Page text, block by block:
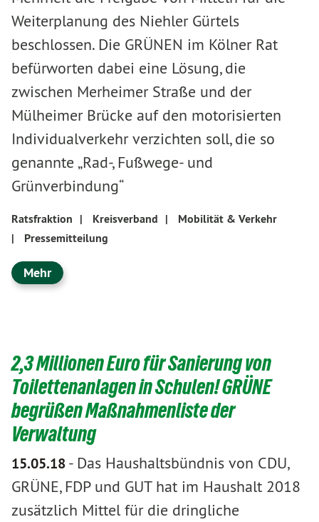
Weiterplanung des Niehler Gürtels
beschlossen. Die GRÜNEN im Kölner Rat
befürworten dabei eine Lösung, die
zwischen Merheimer Straße und der
Mülheimer Brücke auf den motorisierten
Individualverkehr verzichten soll, die so
genannte „Rad-, Fußwege- und
Grünverbindung“
Ratsfraktion | Kreisverband |
Mobilität & Verkehr
|
Pressemitteilung
Mehr
2,3 Millionen Euro für Sanierung von
Toilettenanlagen in Schulen! GRÜNE
begrüßen Maßnahmenliste der
Verwaltung
15.05.18- Das Haushaltsbündnis von CDU,
GRÜNE, FDP und GUT hat im Haushalt 2018
zusätzlich Mittel für die dringliche